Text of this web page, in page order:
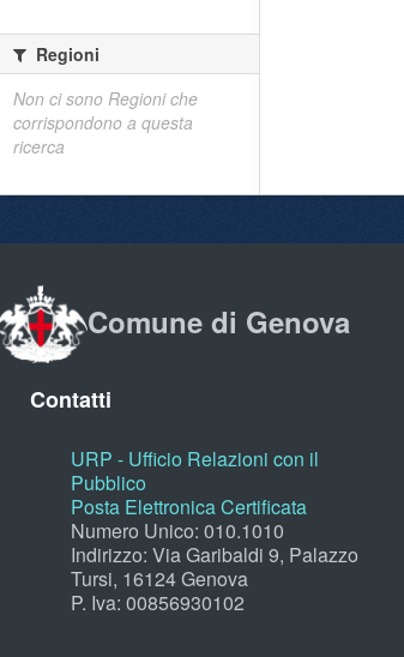
Regioni
Non ci sono Regioni che
corrispondono a questa
ricerca
Comune di Genova
Contatti
URP - Ufficio Relazioni con il
Pubblico
Posta Elettronica Certificata
Numero Unico: 010.1010
Indirizzo: Via Garibaldi 9, Palazzo
Tursi, 16124 Genova
P. Iva: 00856930102